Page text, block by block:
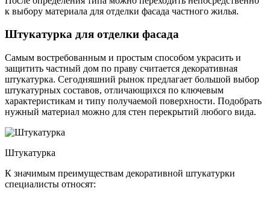
к выбору материала для отделки фасада частного жилья.
Штукатурка для отделки фасада
Самым востребованным и простым способом украсить и
защитить частный дом по праву считается декоративная
штукатурка. Сегодняшний рынок предлагает большой выбор
штукатурных составов, отличающихся по ключевым
характеристикам и типу получаемой поверхности. Подобрать
нужный материал можно для стен перекрытий любого вида.
Штукатурка
К значимым преимуществам декоративной штукатурки
специалисты относят: